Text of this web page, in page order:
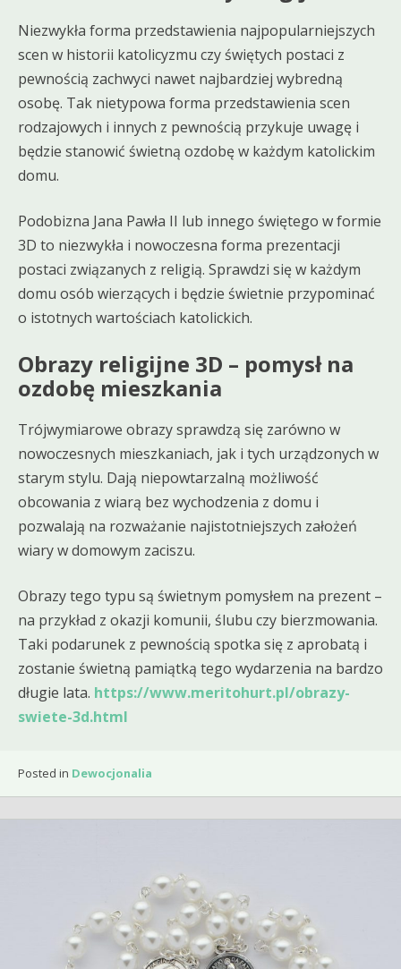
Niezwykła forma przedstawienia najpopularniejszych
scen w historii katolicyzmu czy świętych postaci z
pewnością zachwyci nawet najbardziej wybredną
osobę. Tak nietypowa forma przedstawienia scen
rodzajowych i innych z pewnością przykuje uwagę i
będzie stanowić świetną ozdobę w każdym katolickim
domu.
Podobizna Jana Pawła II lub innego świętego w formie
3D to niezwykła i nowoczesna forma prezentacji
postaci związanych z religią. Sprawdzi się w każdym
domu osób wierzących i będzie świetnie przypominać
o istotnych wartościach katolickich.
Obrazy religijne 3D – pomysł na
ozdobę mieszkania
Trójwymiarowe obrazy sprawdzą się zarówno w
nowoczesnych mieszkaniach, jak i tych urządzonych w
starym stylu. Dają niepowtarzalną możliwość
obcowania z wiarą bez wychodzenia z domu i
pozwalają na rozważanie najistotniejszych założeń
wiary w domowym zaciszu.
Obrazy tego typu są świetnym pomysłem na prezent –
na przykład z okazji komunii, ślubu czy bierzmowania.
Taki podarunek z pewnością spotka się z aprobatą i
zostanie świetną pamiątką tego wydarzenia na bardzo
długie lata. https://www.meritohurt.pl/obrazy-
swiete-3d.html
Posted in Dewocjonalia